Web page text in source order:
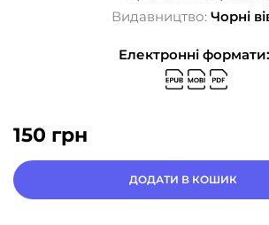
Видавництво: Чорні
Електронні формати:
150 грн
ДОДАТИ В КОШИК